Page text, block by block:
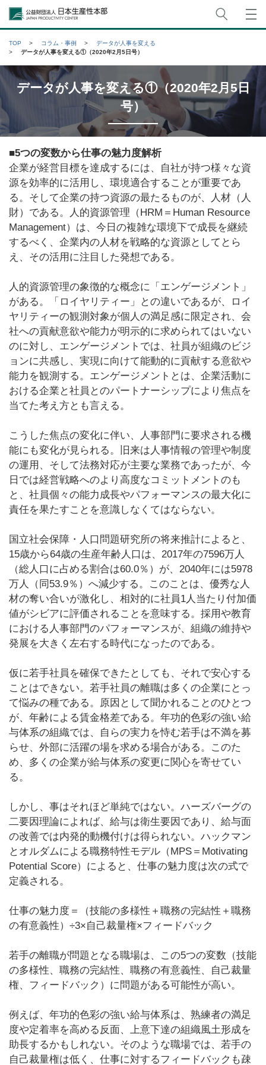
公益財団法人日本生産性本部
TOP コラム・事例
データが人事を変える
データが人事を変える①（2020年2月5日号）
データが人事を変える①（2020年2月5日
号）
■5つの変数から仕事の魅力度解析
企業が経営目標を達成するには、自社が持つ様々な資
源を効率的に活用し、環境適合することが重要であ
る。そして企業の持つ資源の最たるものが、人材（人
財）である。人的資源管理（HRM＝Human Resource
Management）は、今日の複雑な環境下で成長を継続
するべく、企業内の人材を戦略的な資源としてとら
え、その活用に注目した発想である。
人的資源管理の象徴的な概念に「エンゲージメント」
がある。「ロイヤリティー」との違いであるが、ロイ
ヤリティーの観測対象が個人の満足感に限定され、会
社への貢献意欲や能力が明示的に求められてはいない
のに対し、エンゲージメントでは、社員が組織のビジ
ョンに共感し、実現に向けて能動的に貢献する意欲や
能力を観測する。エンゲージメントとは、企業活動に
おける企業と社員とのパートナーシップにより焦点を
当てた考え方とも言える。
こうした焦点の変化に伴い、人事部門に要求される機
能にも変化が見られる。旧来は人事情報の管理や制度
の運用、そして法務対応が主要な業務であったが、今
日では経営戦略へのより高度なコミットメントのも
と、社員個々の能力成長やパフォーマンスの最大化に
責任を果たすことを意識しなくてはならない。
国立社会保障・人口問題研究所の将来推計によると、
15歳から64歳の生産年齢人口は、2017年の7596万人
（総人口に占める割合は60.0％）が、2040年には5978
万人（同53.9％）へ減少する。このことは、優秀な人
材の奪い合いが激化し、相対的に社員1人当たり付加価
値がシビアに評価されることを意味する。採用や教育
における人事部門のパフォーマンスが、組織の維持や
発展を大きく左右する時代になったのである。
仮に若手社員を確保できたとしても、それで安心する
ことはできない。若手社員の離職は多くの企業にとっ
て悩みの種である。原因として聞かれることのひとつ
が、年齢による賃金格差である。年功的色彩の強い給
与体系の組織では、自らの実力を恃む若手は不満を募
らせ、外部に活躍の場を求める場合がある。このた
め、多くの企業が給与体系の変更に関心を寄せてい
る。
しかし、事はそれほど単純ではない。ハーズバーグの
二要因理論によれば、給与は衛生要因であり、給与面
の改善では内発的動機付けは得られない。ハックマン
とオルダムによる職務特性モデル（MPS＝Motivating
Potential Score）によると、仕事の魅力度は次の式で
定義される。
仕事の魅力度＝（技能の多様性＋職務の完結性＋職務
の有意義性）÷3×自己裁量権×フィードバック
若手の離職が問題となる職場は、この5つの変数（技能
の多様性、職務の完結性、職務の有意義性、自己裁量
権、フィードバック）に問題がある可能性が高い。
例えば、年功的色彩の強い給与体系は、熟練者の満足
度や定着率を高める反面、上意下達の組織風土形成を
助長するかもしれない。そのような職場では、若手の
自己裁量権は低く、仕事に対するフィードバックも疎